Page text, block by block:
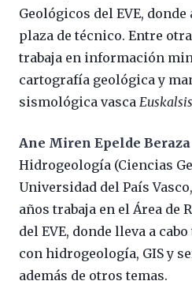
Geológicos del EVE,
plaza de técnico. Entre
trabaja en información
cartografía geológica y
sismológica vasca Euskalsis
Ane Miren Epelde Beraza
Hidrogeología (Ciencias
Universidad del País
años trabaja en el Área de
del EVE, donde lleva a
con hidrogeología, GIS y
además de otros temas.